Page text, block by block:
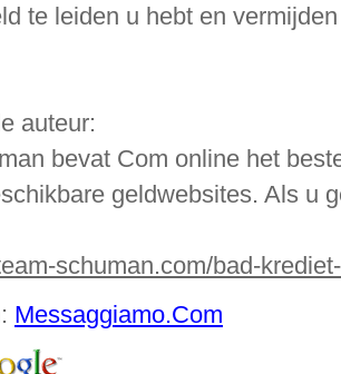
te leiden u hebt en
auteur:
bevat Com online het
geldwebsites. Als u
schuman.com/bad-
Messaggiamo.Com